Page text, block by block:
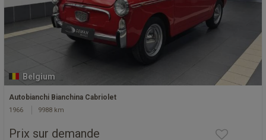
Belgium
Autobianchi Bianchina Cabriolet
1966 9988 km
Prix sur demande